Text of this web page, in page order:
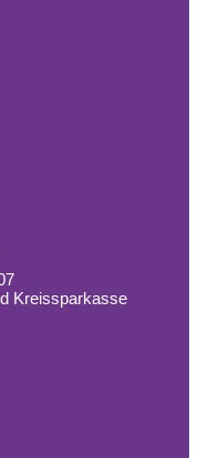
Kreissparkasse